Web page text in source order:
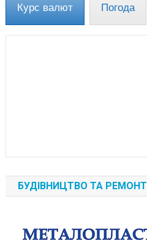
Курс валют Погода
БУДІВНИЦТВО ТА РЕМОНТ